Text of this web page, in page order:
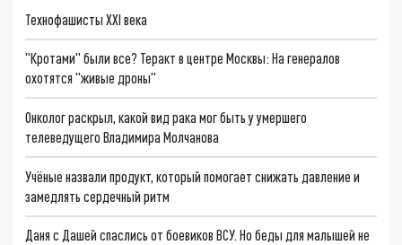
Технофашисты XXI века
"Кротами" были все? Теракт в центре Москвы: На генералов
охотятся "живые дроны"
Онколог раскрыл, какой вид рака мог быть у умершего
телеведущего Владимира Молчанова
Учёные назвали продукт, который помогает снижать давление и
замедлять сердечный ритм
Даня с Дашей спаслись от боевиков ВСУ. Но беды для малышей не